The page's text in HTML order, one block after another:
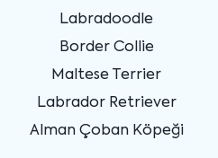
Labradoodle
Border Collie
Maltese Terrier
Labrador Retriever
Alman Çoban Köpeği